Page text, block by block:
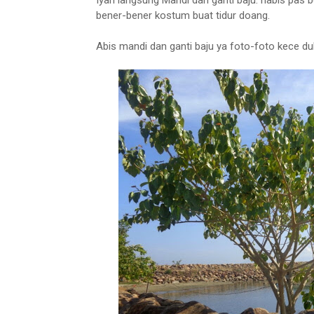
bener-bener kostum buat tidur doang.
Abis mandi dan ganti baju ya foto-foto kece